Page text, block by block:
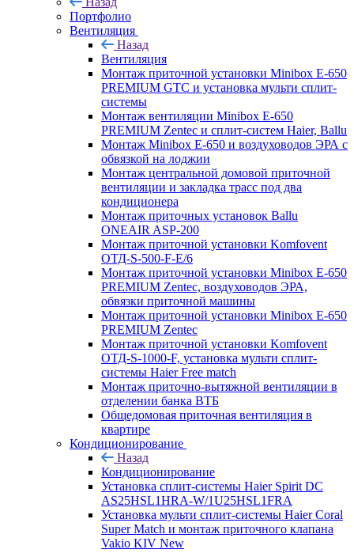
Портфолио
Вентиляция
Назад
Вентиляция
Монтаж приточной установки Minibox E-650
PREMIUM GTC и установка мульти сплит-
системы
Монтаж вентиляции Minibox E-650
PREMIUM Zentec и сплит-систем Haier, Ballu
Монтаж Minibox E-650 и воздуховодов ЭРА с
обвязкой на лоджии
Монтаж центральной домовой приточной
вентиляции и закладка трасс под два
кондиционера
Монтаж приточных установок Ballu
ONEAIR ASP-200
Монтаж приточной установки Komfovent
ОТД-S-500-F-E/6
Монтаж приточной установки Minibox E-650
PREMIUM Zentec, воздуховодов ЭРА,
обвязки приточной машины
Монтаж приточной установки Minibox E-650
PREMIUM Zentec
Монтаж приточной установки Komfovent
ОТД-S-1000-F, установка мульти сплит-
системы Haier Free match
Монтаж приточно-вытяжной вентиляции в
отделении банка ВТБ
Общедомовая приточная вентиляция в
квартире
Кондиционирование
Назад
Кондиционирование
Установка сплит-системы Haier Spirit DC
AS25HSL1HRA-W/1U25HSL1FRA
Установка мульти сплит-системы Haier Coral
Super Match и монтаж приточного клапана
Vakio KIV New